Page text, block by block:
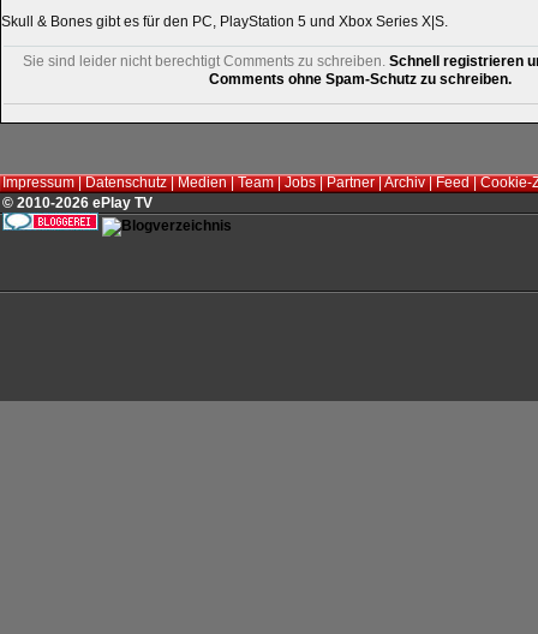
Skull & Bones gibt es für den PC, PlayStation 5 und Xbox Series X|S.
Sie sind leider nicht berechtigt Comments zu schreiben. Schnell registrieren
Comments ohne Spam-Schutz zu schreiben.
Impressum|Datenschutz|Medien|Team|Jobs|Partner|Archiv|Feed|Cookie-
© 2010-2026 ePlay TV